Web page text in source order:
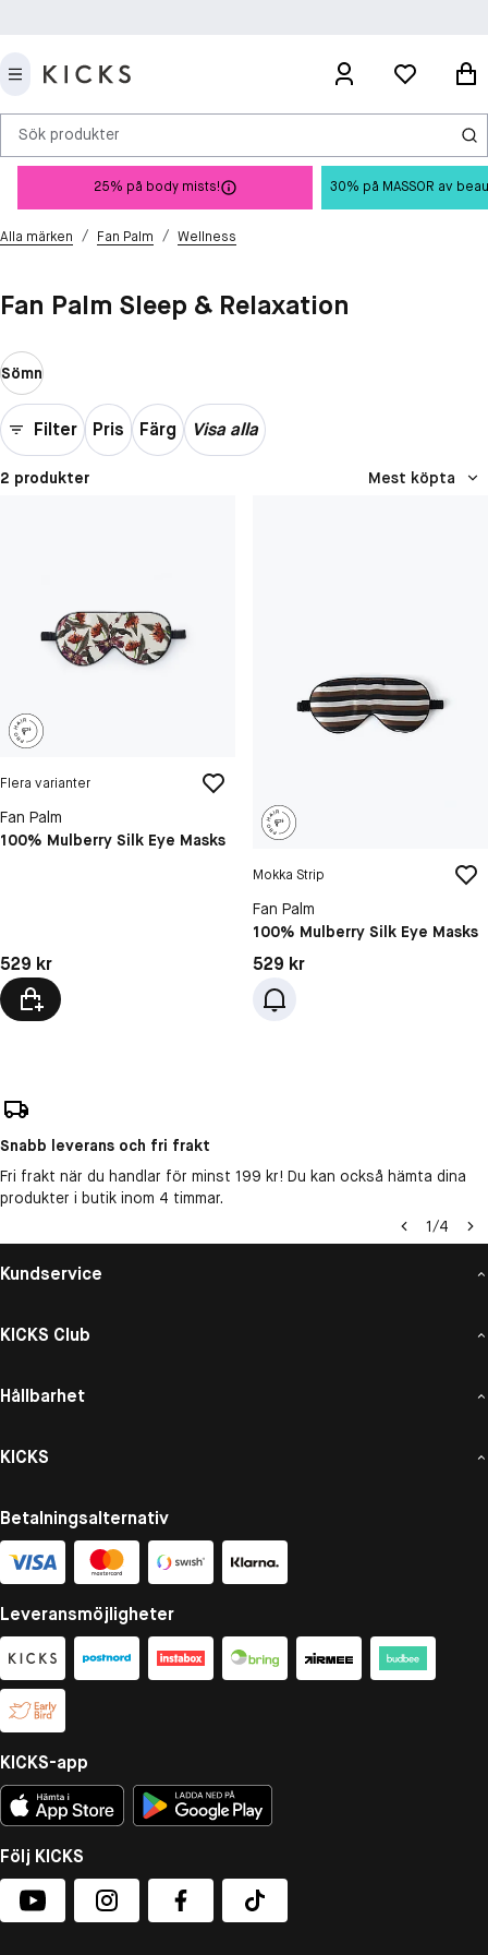
Sök produkter
25% på body mists! 30% på MASSOR av
Alla märken / Fan Palm / Wellness
Fan Palm Sleep & Relaxation
Sömn
Filter Pris Färg Visa alla
2 produkter Mest köpta
Flera varianter
Fan Palm
100% Mulberry Silk Eye Masks
Pris: 529 kr
529 kr
Mokka Strip
Fan Palm
100% Mulberry Silk Eye Masks
Pris: 529 kr
529 kr
Snabb leverans och fri frakt
Fri frakt när du handlar för minst 199 kr! Du kan också hämta dina
produkter i butik inom 4 timmar.
1/4
Kundservice
KICKS Club
Hållbarhet
KICKS
Betalningsalternativ
Leveransmöjligheter
KICKS-app
Följ KICKS